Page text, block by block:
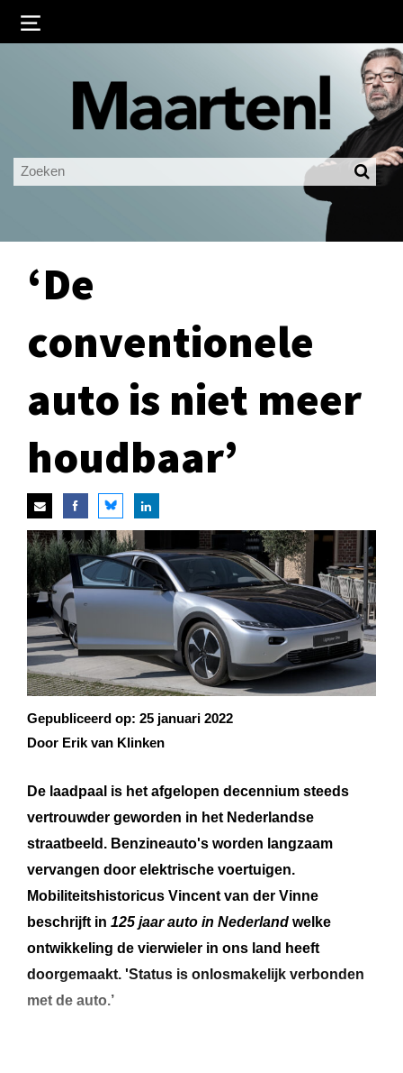
Ingelogd blijven
LOGIN
‘De
conventionele
auto is niet meer
houdbaar’
Gepubliceerd op: 25 januari 2022
Door Erik van Klinken
De laadpaal is het afgelopen decennium steeds
vertrouwder geworden in het Nederlandse
straatbeeld. Benzineauto's worden langzaam
vervangen door elektrische voertuigen.
Mobiliteitshistoricus Vincent van der Vinne
beschrijft in 125 jaar auto in Nederland welke
ontwikkeling de vierwieler in ons land heeft
doorgemaakt. 'Status is onlosmakelijk verbonden
met de auto.’